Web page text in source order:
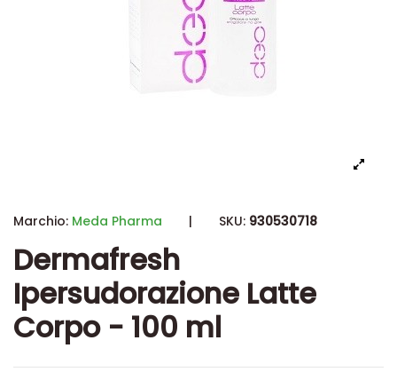
Marchio: Meda Pharma | SKU: 930530718
Dermafresh
Ipersudorazione Latte
Corpo - 100 ml